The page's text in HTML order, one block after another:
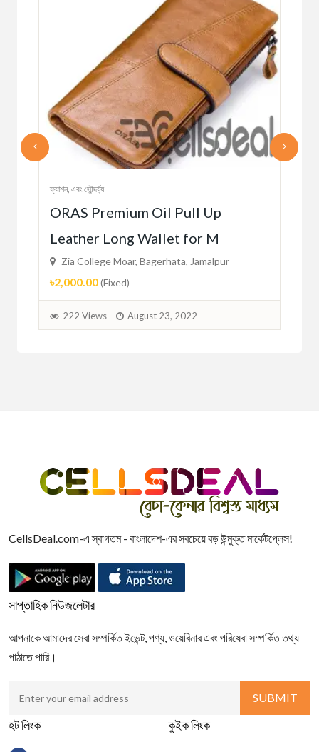
ফ্যাশন, এবং সৌন্দর্য্য
ORAS Premium Oil Pull Up
Leather Long Wallet for M
Zia College Moar, Bagerhata, Jamalpur
৳2,000.00(Fixed)
222 Views August 23, 2022
CellsDeal.com-এ স্বাগতম - বাংলাদেশ-এর সবচেয়ে বড় উন্মুক্ত মার্কেটপ্লেস!
সাপ্তাহিক নিউজলেটার
আপনাকে আমাদের সেবা সম্পর্কিত ইভেন্ট, পণ্য, ওয়েবিনার এবং পরিষেবা সম্পর্কিত তথ্য
পাঠাতে পারি।
হট লিংক কুইক লিংক